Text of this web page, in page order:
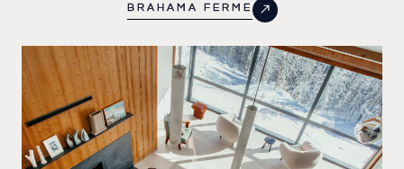
BRAHAMA FERME